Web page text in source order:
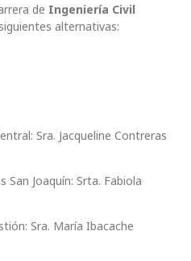
de Ingeniería Civil
alternativas:
Sra. Jacqueline Contreras
San Joaquín: Srta. Fabiola
Sra. María Ibacache